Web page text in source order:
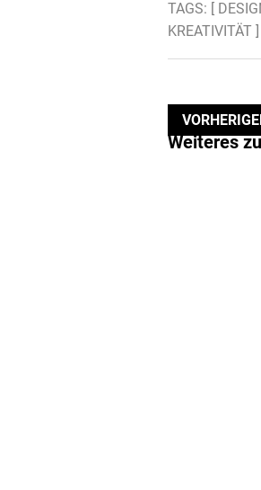
TAGS: [
KREATIVITÄT ]
Weiteres